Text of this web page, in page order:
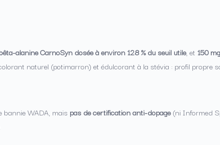
alanine CarnoSyn dosée à environ 128 % du seuil utile, et 150
naturel (potimarron) et édulcorant à la stévia : profil propre
WADA, mais pas de certification anti-dopage(ni Informed